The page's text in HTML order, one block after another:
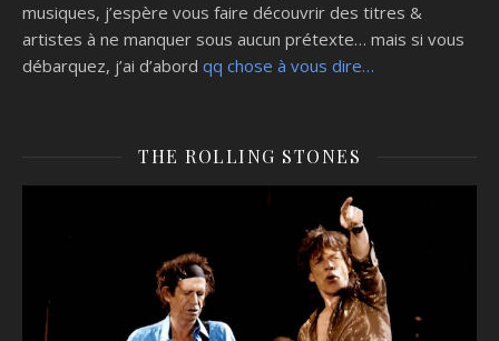
musiques, j’espère vous faire découvrir des titres &
artistes à ne manquer sous aucun prétexte… mais si vous
débarquez, j’ai d’abord qq chose à vous dire…
THE ROLLING STONES